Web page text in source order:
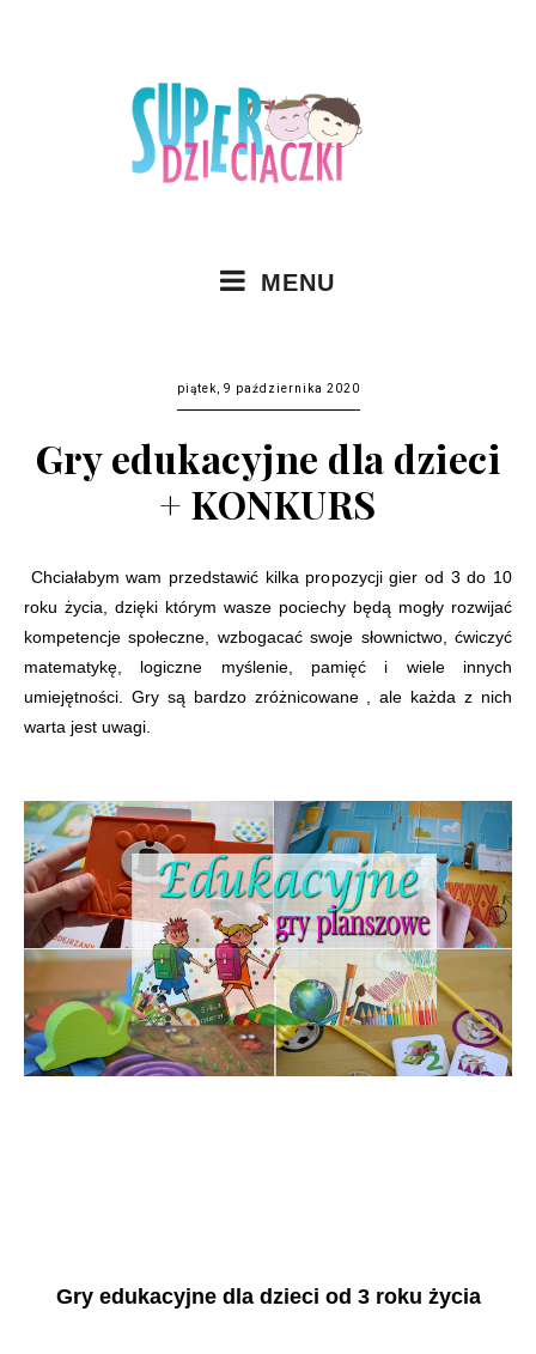
MENU
piątek, 9 października 2020
Gry edukacyjne dla dzieci
+ KONKURS
Chciałabym wam przedstawić kilka propozycji gier od 3 do 10
roku życia, dzięki którym wasze pociechy będą mogły rozwijać
kompetencje społeczne, wzbogacać swoje słownictwo, ćwiczyć
matematykę, logiczne myślenie, pamięć i wiele innych
umiejętności. Gry są bardzo zróżnicowane , ale każda z nich
warta jest uwagi.
Gry edukacyjne dla dzieci od 3 roku życia